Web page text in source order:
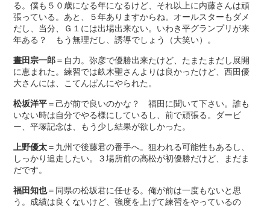
る。僕も５０歳になる年になるけど、それ以上に内藤さんは頑
張っている。あと、５年ありますからね。オールスターもダメ
だし、当分、Ｇ１には出場出来ない。いわき平グランプリが来
年ある？ もう無理だし、誘導でしょう（大笑い）。
晝田宗一郎＝自力。弥彦で優勝出来たけど、たまたまだし展開
に恵まれた。練習では畝木聖さんよりは良かったけど、西田優
大さんには、こてんぱんにやられた。
松坂洋平＝己が前で良いのかな？ 福田に聞いて下さい。誰も
いない時は自分でやる様にしているし、前で頑張る。ダービ
ー、平塚記念は、もう少し結果が欲しかった。
上野優太＝九州で後藤君の番手へ。狙われる可能性もあるし、
しっかり追走したい。３場所前の高松が初優勝だけど、まだま
だです。
福田知也＝同県の松坂君に任せる。俺が前は一度もないと思
う。成績は良くないけど、強度を上げて練習をやっているの